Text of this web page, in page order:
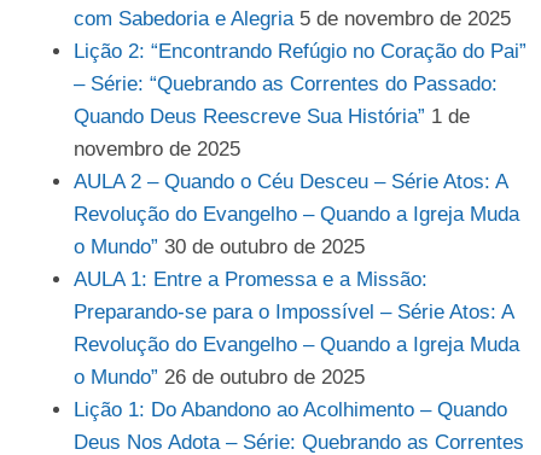
com Sabedoria e Alegria 5 de novembro de 2025
Lição 2: “Encontrando Refúgio no Coração do Pai”
– Série: “Quebrando as Correntes do Passado:
Quando Deus Reescreve Sua História” 1 de
novembro de 2025
AULA 2 – Quando o Céu Desceu – Série Atos: A
Revolução do Evangelho – Quando a Igreja Muda
o Mundo” 30 de outubro de 2025
AULA 1: Entre a Promessa e a Missão:
Preparando-se para o Impossível – Série Atos: A
Revolução do Evangelho – Quando a Igreja Muda
o Mundo” 26 de outubro de 2025
Lição 1: Do Abandono ao Acolhimento – Quando
Deus Nos Adota – Série: Quebrando as Correntes